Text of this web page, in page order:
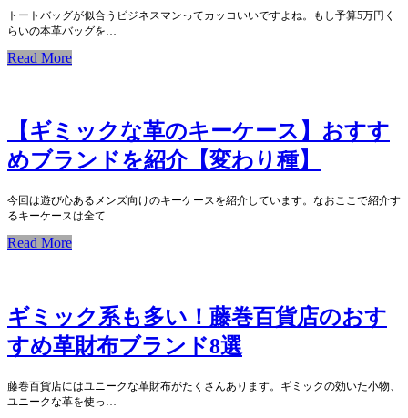
トートバッグが似合うビジネスマンってカッコいいですよね。もし予算5万円く
らいの本革バッグを…
Read More
【ギミックな革のキーケース】おすす
めブランドを紹介【変わり種】
今回は遊び心あるメンズ向けのキーケースを紹介しています。なおここで紹介す
るキーケースは全て…
Read More
ギミック系も多い！藤巻百貨店のおす
すめ革財布ブランド8選
藤巻百貨店にはユニークな革財布がたくさんあります。ギミックの効いた小物、
ユニークな革を使っ…